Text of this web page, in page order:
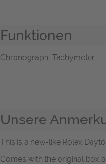
Funktionen
Chronograph, Tachymeter
Unsere
This is a new-like Rolex
Comes with the original box